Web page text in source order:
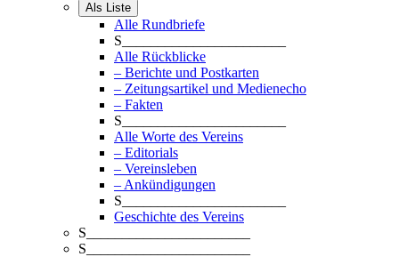
Als Liste
Alle Rundbriefe
S_______________________
Alle Rückblicke
– Berichte und Postkarten
– Zeitungsartikel und Medienecho
– Fakten
S_______________________
Alle Worte des Vereins
– Editorials
– Vereinsleben
– Ankündigungen
S_______________________
Geschichte des Vereins
S_______________________
S_______________________